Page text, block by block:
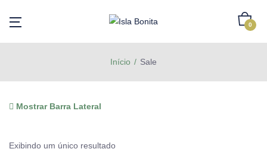
0
Início Sale
Mostrar Barra Lateral
Exibindo um único resultado